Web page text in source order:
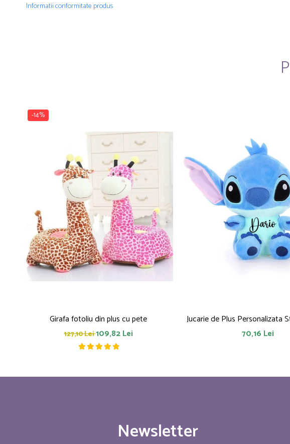
Informatii conformitate produs
-14%
Girafa fotoliu din plus cu pete
127,10 Lei109,82 Lei
Jucarie de Plus Personalizata
70,16 Lei
Newsletter